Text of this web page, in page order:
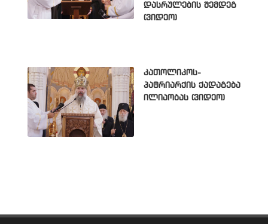
დასრულების შემდეგ
(ვიდეო)
კათოლიკოს-
პატრიარქის ქადაგება
ილიაობას (ვიდეო)